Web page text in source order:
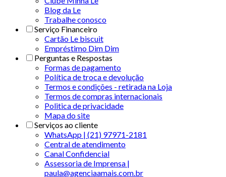
Blog da Le
Trabalhe conosco
Serviço Financeiro
Cartão Le biscuit
Empréstimo Dim Dim
Perguntas e Respostas
Formas de pagamento
Política de troca e devolução
Termos e condições - retirada na Loja
Termos de compras internacionais
Politica de privacidade
Mapa do site
Serviços ao cliente
WhatsApp | (21) 97971-2181
Central de atendimento
Canal Confidencial
Assessoria de Imprensa |
paula@agenciaamais.com.br